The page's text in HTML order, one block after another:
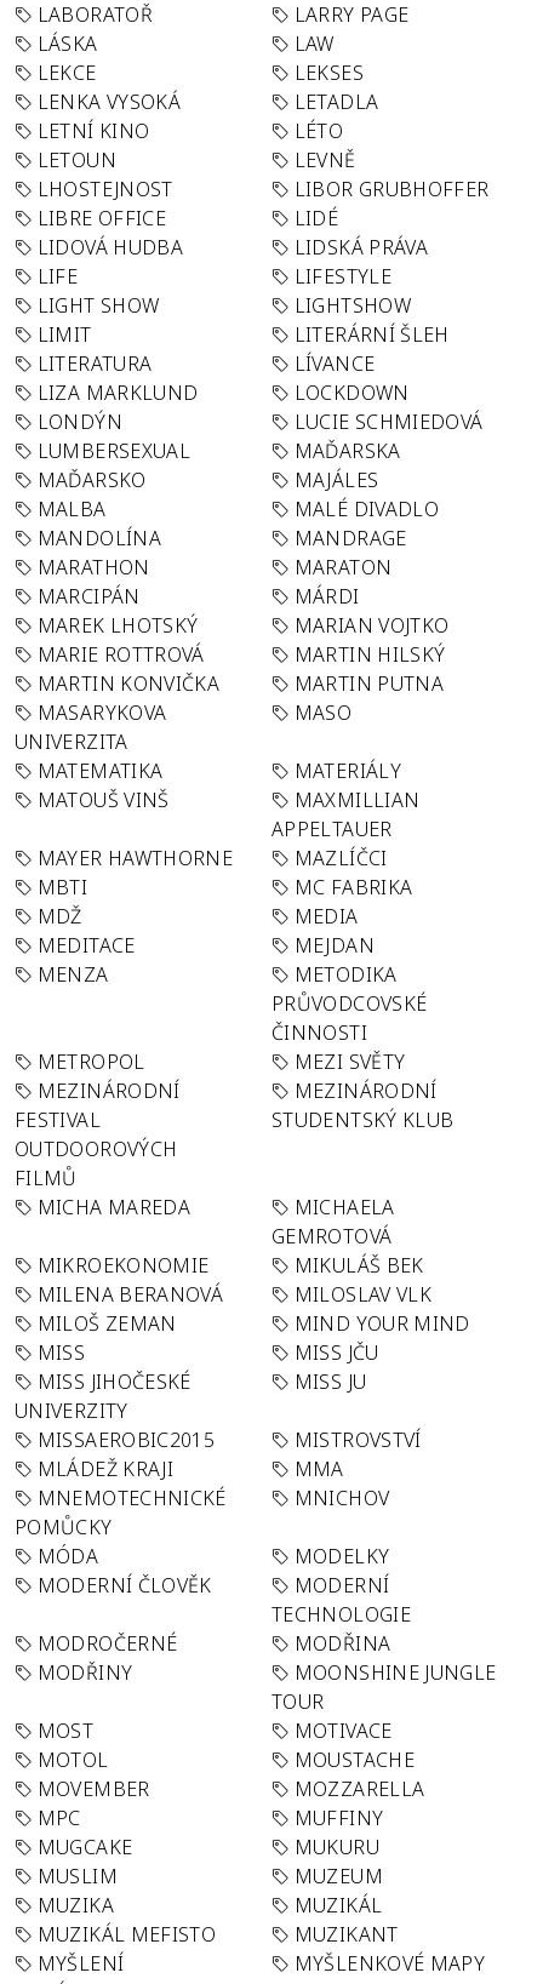
LABORATOŘ
LARRY PAGE
LÁSKA
LAW
LEKCE
LEKSES
LENKA VYSOKÁ
LETADLA
LETNÍ KINO
LÉTO
LETOUN
LEVNĚ
LHOSTEJNOST
LIBOR GRUBHOFFER
LIBRE OFFICE
LIDÉ
LIDOVÁ HUDBA
LIDSKÁ PRÁVA
LIFE
LIFESTYLE
LIGHT SHOW
LIGHTSHOW
LIMIT
LITERÁRNÍ ŠLEH
LITERATURA
LÍVANCE
LIZA MARKLUND
LOCKDOWN
LONDÝN
LUCIE SCHMIEDOVÁ
LUMBERSEXUAL
MAĎARSKA
MAĎARSKO
MAJÁLES
MALBA
MALÉ DIVADLO
MANDOLÍNA
MANDRAGE
MARATHON
MARATON
MARCIPÁN
MÁRDI
MAREK LHOTSKÝ
MARIAN VOJTKO
MARIE ROTTROVÁ
MARTIN HILSKÝ
MARTIN KONVIČKA
MARTIN PUTNA
MASARYKOVA
UNIVERZITA
MASO
MATEMATIKA
MATERIÁLY
MATOUŠ VINŠ
MAXMILLIAN
APPELTAUER
MAYER HAWTHORNE
MAZLÍČCI
MBTI
MC FABRIKA
MDŽ
MEDIA
MEDITACE
MEJDAN
MENZA
METODIKA
PRŮVODCOVSKÉ
ČINNOSTI
METROPOL
MEZI SVĚTY
MEZINÁRODNÍ
FESTIVAL
OUTDOOROVÝCH
FILMŮ
MEZINÁRODNÍ
STUDENTSKÝ KLUB
MICHA MAREDA
MICHAELA
GEMROTOVÁ
MIKROEKONOMIE
MIKULÁŠ BEK
MILENA BERANOVÁ
MILOSLAV VLK
MILOŠ ZEMAN
MIND YOUR MIND
MISS
MISS JČU
MISS JIHOČESKÉ
UNIVERZITY
MISS JU
MISSAEROBIC2015
MISTROVSTVÍ
MLÁDEŽ KRAJI
MMA
MNEMOTECHNICKÉ
POMŮCKY
MNICHOV
MÓDA
MODELKY
MODERNÍ ČLOVĚK
MODERNÍ
TECHNOLOGIE
MODROČERNÉ
MODŘINA
MODŘINY
MOONSHINE JUNGLE
TOUR
MOST
MOTIVACE
MOTOL
MOUSTACHE
MOVEMBER
MOZZARELLA
MPC
MUFFINY
MUGCAKE
MUKURU
MUSLIM
MUZEUM
MUZIKA
MUZIKÁL
MUZIKÁL MEFISTO
MUZIKANT
MYŠLENÍ
MYŠLENKOVÉ MAPY